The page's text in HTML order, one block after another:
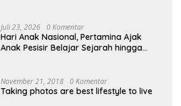
Juli 23, 2026 0 Komentar
Hari Anak Nasional, Pertamina Ajak
Anak Pesisir Belajar Sejarah hingga
November 21, 2018 0 Komentar
Taking photos are best lifestyle to live